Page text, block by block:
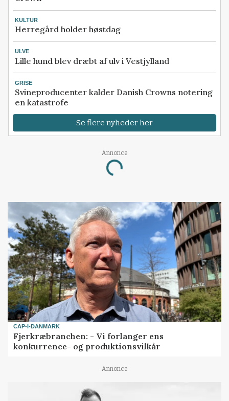
KULTUR
Herregård holder høstdag
ULVE
Lille hund blev dræbt af ulv i Vestjylland
GRISE
Svineproducenter kalder Danish Crowns notering
en katastrofe
Se flere nyheder her
Annonce
Loading...
CAP-I-DANMARK
Fjerkræbranchen: - Vi forlanger ens
konkurrence- og produktionsvilkår
Annonce